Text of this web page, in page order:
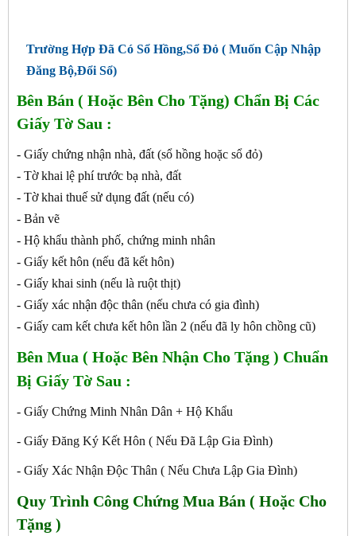
Trường Hợp Đã Có Sổ Hồng,Sổ Đỏ ( Muốn Cập Nhập
Đăng Bộ,Đổi Sổ)
Bên Bán ( Hoặc Bên Cho Tặng) Chẩn Bị Các
Giấy Tờ Sau :
- Giấy chứng nhận nhà, đất (sổ hồng hoặc sổ đỏ)
- Tờ khai lệ phí trước bạ nhà, đất
- Tờ khai thuế sử dụng đất (nếu có)
- Bản vẽ
- Hộ khẩu thành phố, chứng minh nhân
- Giấy kết hôn (nếu đã kết hôn)
- Giấy khai sinh (nếu là ruột thịt)
- Giấy xác nhận độc thân (nếu chưa có gia đình)
- Giấy cam kết chưa kết hôn lần 2 (nếu đã ly hôn chồng cũ)
Bên Mua ( Hoặc Bên Nhận Cho Tặng ) Chuẩn
Bị Giấy Tờ Sau :
- Giấy Chứng Minh Nhân Dân + Hộ Khẩu
- Giấy Đăng Ký Kết Hôn ( Nếu Đã Lập Gia Đình)
- Giấy Xác Nhận Độc Thân ( Nếu Chưa Lập Gia Đình)
Quy Trình Công Chứng Mua Bán ( Hoặc Cho
Tặng )